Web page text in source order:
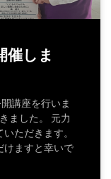
催しま
講座を行いま
ました。 元力
ただきます。
けますと幸いで